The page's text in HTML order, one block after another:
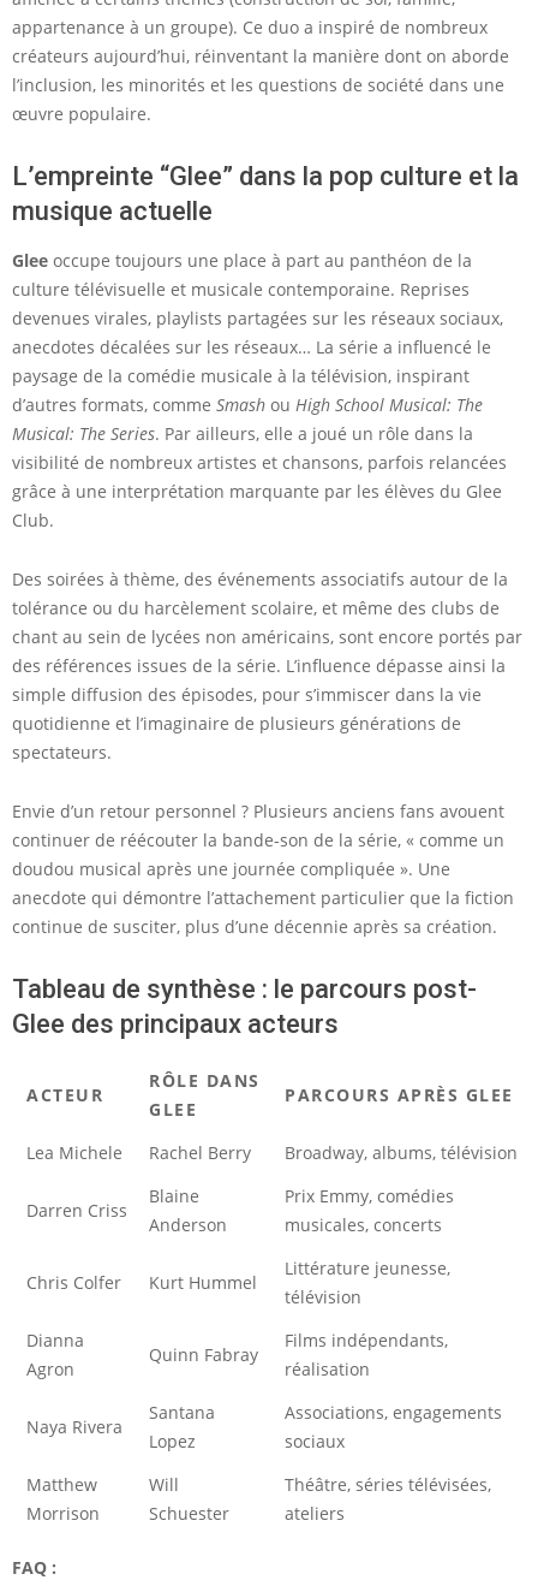
appartenance à un groupe). Ce duo a inspiré de nombreux
créateurs aujourd’hui, réinventant la manière dont on aborde
l’inclusion, les minorités et les questions de société dans une
œuvre populaire.
L’empreinte “Glee” dans la pop culture et la
musique actuelle
Glee occupe toujours une place à part au panthéon de la
culture télévisuelle et musicale contemporaine. Reprises
devenues virales, playlists partagées sur les réseaux sociaux,
anecdotes décalées sur les réseaux… La série a influencé le
paysage de la comédie musicale à la télévision, inspirant
d’autres formats, comme Smash ou High School Musical: The
Musical: The Series. Par ailleurs, elle a joué un rôle dans la
visibilité de nombreux artistes et chansons, parfois relancées
grâce à une interprétation marquante par les élèves du Glee
Club.
Des soirées à thème, des événements associatifs autour de la
tolérance ou du harcèlement scolaire, et même des clubs de
chant au sein de lycées non américains, sont encore portés par
des références issues de la série. L’influence dépasse ainsi la
simple diffusion des épisodes, pour s’immiscer dans la vie
quotidienne et l’imaginaire de plusieurs générations de
spectateurs.
Envie d’un retour personnel ? Plusieurs anciens fans avouent
continuer de réécouter la bande-son de la série, « comme un
doudou musical après une journée compliquée ». Une
anecdote qui démontre l’attachement particulier que la fiction
continue de susciter, plus d’une décennie après sa création.
Tableau de synthèse : le parcours post-
Glee des principaux acteurs
ACTEUR
RÔLE DANS
GLEE
PARCOURS APRÈS GLEE
Lea Michele Rachel Berry Broadway, albums, télévision
Darren Criss
Blaine
Anderson
Prix Emmy, comédies
musicales, concerts
Chris Colfer Kurt Hummel
Littérature jeunesse,
télévision
Dianna
Agron
Quinn Fabray
Films indépendants,
réalisation
Naya Rivera
Santana
Lopez
Associations, engagements
sociaux
Matthew
Morrison
Will
Schuester
Théâtre, séries télévisées,
ateliers
FAQ :